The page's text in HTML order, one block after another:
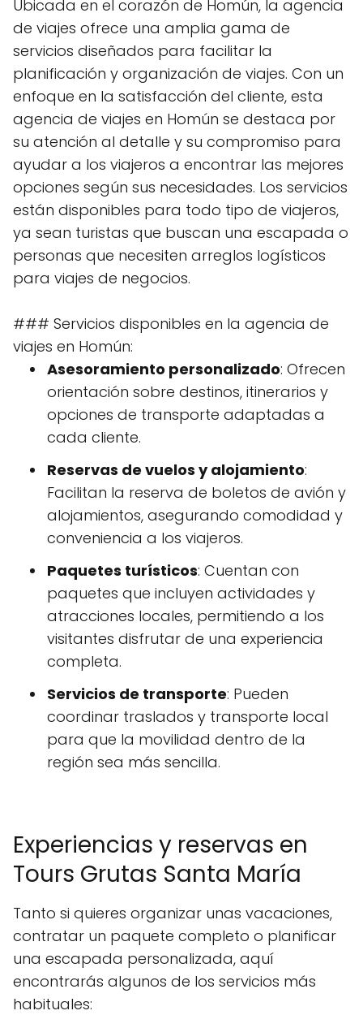
Ubicada en el corazón de Homún, la agencia
de viajes ofrece una amplia gama de
servicios diseñados para facilitar la
planificación y organización de viajes. Con un
enfoque en la satisfacción del cliente, esta
agencia de viajes en Homún se destaca por
su atención al detalle y su compromiso para
ayudar a los viajeros a encontrar las mejores
opciones según sus necesidades. Los servicios
están disponibles para todo tipo de viajeros,
ya sean turistas que buscan una escapada o
personas que necesiten arreglos logísticos
para viajes de negocios.
### Servicios disponibles en la agencia de
viajes en Homún:
Asesoramiento personalizado: Ofrecen
orientación sobre destinos, itinerarios y
opciones de transporte adaptadas a
cada cliente.
Reservas de vuelos y alojamiento:
Facilitan la reserva de boletos de avión y
alojamientos, asegurando comodidad y
conveniencia a los viajeros.
Paquetes turísticos: Cuentan con
paquetes que incluyen actividades y
atracciones locales, permitiendo a los
visitantes disfrutar de una experiencia
completa.
Servicios de transporte: Pueden
coordinar traslados y transporte local
para que la movilidad dentro de la
región sea más sencilla.
Experiencias y reservas en
Tours Grutas Santa María
Tanto si quieres organizar unas vacaciones,
contratar un paquete completo o planificar
una escapada personalizada, aquí
encontrarás algunos de los servicios más
habituales: